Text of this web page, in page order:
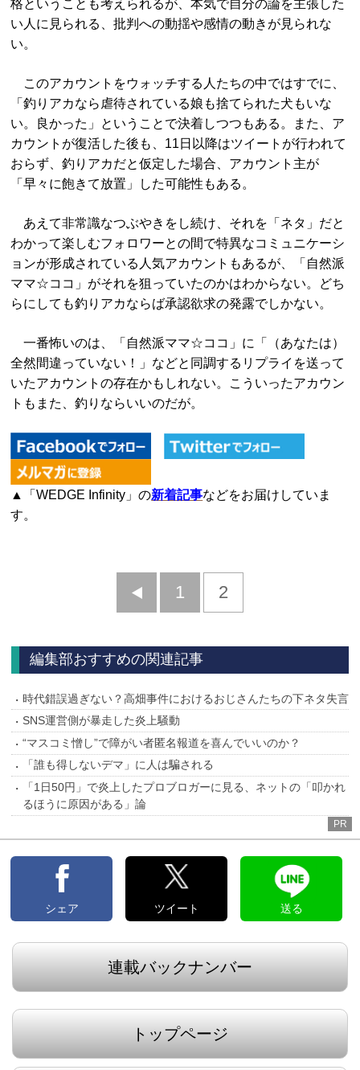
格ということも考えられるが、本気で自分の論を主張した
い人に見られる、批判への動揺や感情の動きが見られな
い。
このアカウントをウォッチする人たちの中ではすでに、
「釣りアカなら虐待されている娘も捨てられた犬もいな
い。良かった」ということで決着しつつもある。また、ア
カウントが復活した後も、11日以降はツイートが行われて
おらず、釣りアカだと仮定した場合、アカウント主が
「早々に飽きて放置」した可能性もある。
あえて非常識なつぶやきをし続け、それを「ネタ」だと
わかって楽しむフォロワーとの間で特異なコミュニケーシ
ョンが形成されている人気アカウントもあるが、「自然派
ママ☆ココ」がそれを狙っていたのかはわからない。どち
らにしても釣りアカならば承認欲求の発露でしかない。
一番怖いのは、「自然派ママ☆ココ」に「（あなたは）
全然間違っていない！」などと同調するリプライを送って
いたアカウントの存在かもしれない。こういったアカウン
トもまた、釣りならいいのだが。
▲「WEDGE Infinity」の新着記事などをお届けしていま
す。
前
1 2
編集部おすすめの関連記事
時代錯誤過ぎない？高畑事件におけるおじさんたちの下ネタ失言
SNS運営側が暴走した炎上騒動
“マスコミ憎し”で障がい者匿名報道を喜んでいいのか？
「誰も得しないデマ」に人は騙される
「1日50円」で炎上したプロブロガーに見る、ネットの「叩かれ
るほうに原因がある」論
PR
シェア ツイート 送る
連載バックナンバー
トップページ